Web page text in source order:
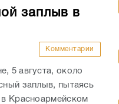
заплыв в
Комментарии
5 августа, около
заплыв, пытаясь
в Красноармейском